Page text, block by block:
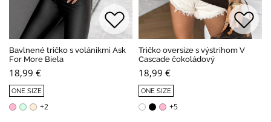
Bavlnené tričko s volánikmi Ask
For More Biela
18,99 €
ONE SIZE
+2
Tričko oversize s výstrihom V
Cascade čokoládový
18,99 €
ONE SIZE
+5